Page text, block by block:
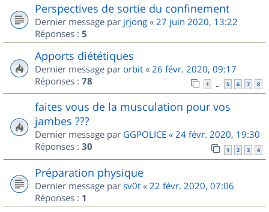
Perspectives de sortie du confinement
Dernier message par jrjong « 27 juin 2020, 13:22
Réponses : 5
Apports diététiques
Dernier message par orbit « 26 févr. 2020, 09:17
Réponses : 78 1 … 5 6 7 8
faites vous de la musculation pour vos
jambes ???
Dernier message par GGPOLICE « 24 févr. 2020, 19:30
Réponses : 30 1 2 3 4
Préparation physique
Dernier message par sv0t « 22 févr. 2020, 07:06
Réponses : 1